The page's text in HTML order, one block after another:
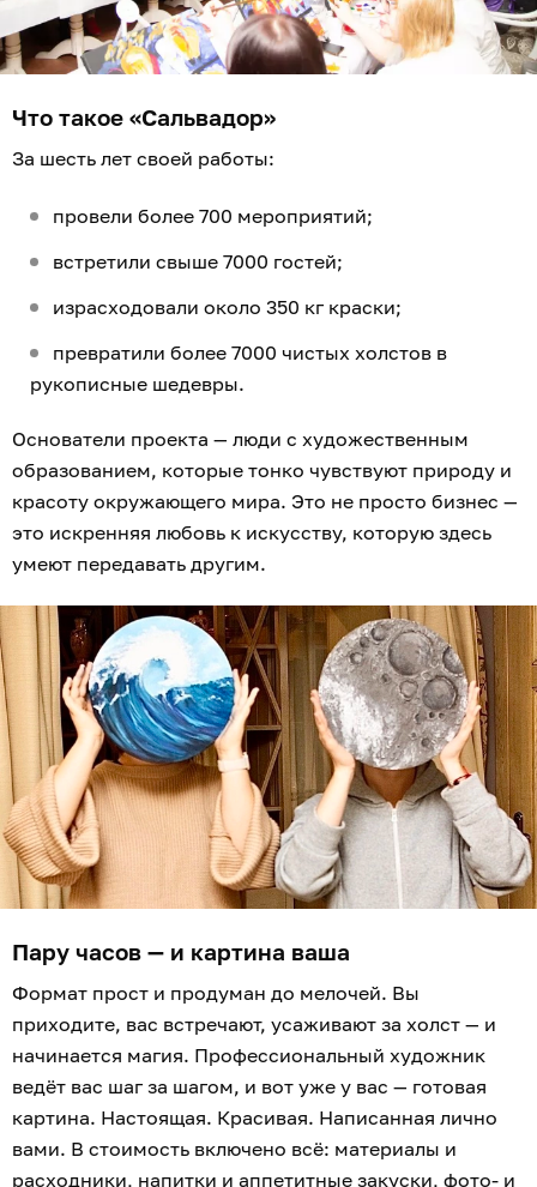
Что такое «Сальвадор»
За шесть лет своей работы:
провели более 700 мероприятий;
встретили свыше 7000 гостей;
израсходовали около 350 кг краски;
превратили более 7000 чистых холстов в
рукописные шедевры.
Основатели проекта — люди с художественным
образованием, которые тонко чувствуют природу и
красоту окружающего мира. Это не просто бизнес —
это искренняя любовь к искусству, которую здесь
умеют передавать другим.
Пару часов — и картина ваша
Формат прост и продуман до мелочей. Вы
приходите, вас встречают, усаживают за холст — и
начинается магия. Профессиональный художник
ведёт вас шаг за шагом, и вот уже у вас — готовая
картина. Настоящая. Красивая. Написанная лично
вами. В стоимость включено всё: материалы и
расходники, напитки и аппетитные закуски, фото- и